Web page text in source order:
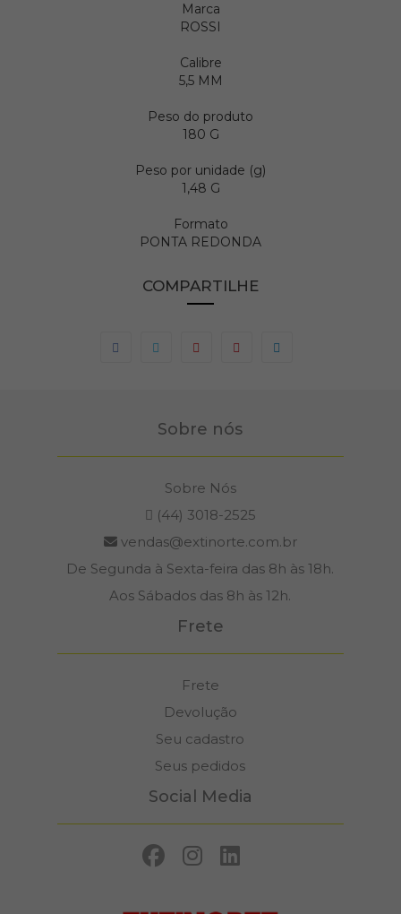
Marca
ROSSI
Calibre
5,5 MM
Peso do produto
180 G
Peso por unidade (g)
1,48 G
Formato
PONTA REDONDA
COMPARTILHE
Sobre nós
Sobre Nós
(44) 3018-2525
vendas@extinorte.com.br
De Segunda à Sexta-feira das 8h às 18h.
Aos Sábados das 8h às 12h.
Frete
Frete
Devolução
Seu cadastro
Seus pedidos
Social Media